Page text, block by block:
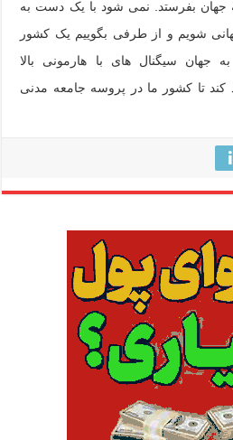
به جهان بفرستد. نمی شود با یک دست به
شویم و از طرفی بگوییم یک کشور
جهان سیگنال های با هارمونی بالا
کند تا کشور ما در پروسه جامعه مدنی